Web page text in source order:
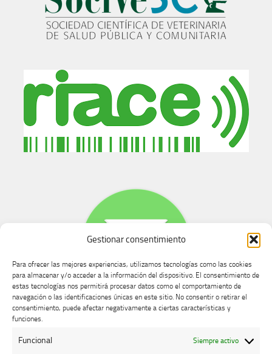
Gestionar consentimiento
Para ofrecer las mejores experiencias, utilizamos tecnologías como las cookies
para almacenar y/o acceder a la información del dispositivo. El consentimiento de
estas tecnologías nos permitirá procesar datos como el comportamiento de
navegación o las identificaciones únicas en este sitio. No consentir o retirar el
consentimiento, puede afectar negativamente a ciertas características y
funciones.
Funcional Siempre activo
Buzón de dudas, quejas y sugerencias